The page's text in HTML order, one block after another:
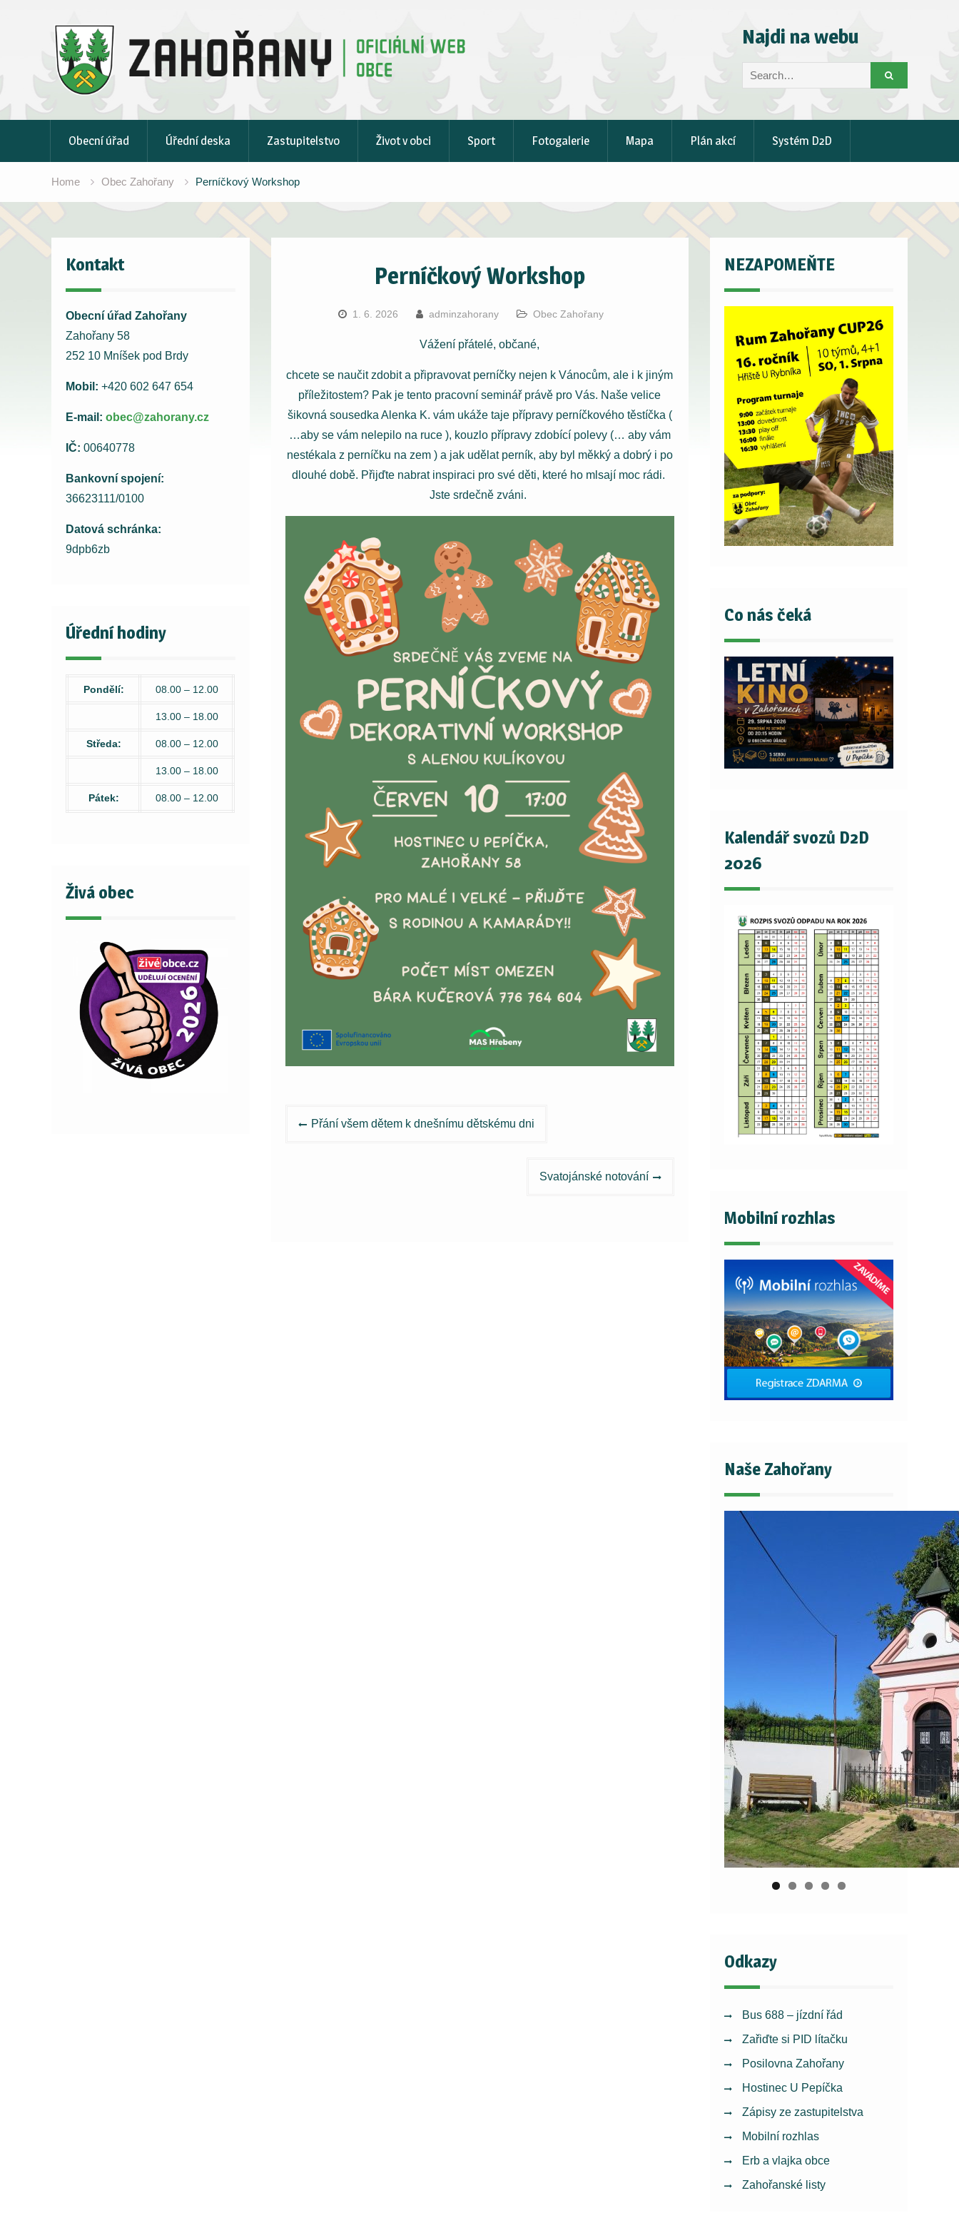
Najdi na webu
Search
for:
Obecní úřad Úřední deska Zastupitelstvo Život v obci Sport Fotogalerie Mapa Plán akcí Systém D2D
Home Obec Zahořany Perníčkový Workshop
Perníčkový Workshop
1. 6. 2026 adminzahorany Obec Zahořany
Vážení přátelé, občané,
chcete se naučit zdobit a připravovat perníčky nejen k Vánocům, ale i k jiným
příležitostem? Pak je tento pracovní seminář právě pro Vás. Naše velice
šikovná sousedka Alenka K. vám ukáže taje přípravy perníčkového těstíčka (
…aby se vám nelepilo na ruce ), kouzlo přípravy zdobící polevy (… aby vám
nestékala z perníčku na zem ) a jak udělat perník, aby byl měkký a dobrý i po
dlouhé době. Přijďte nabrat inspiraci pro své děti, které ho mlsají moc rádi.
Jste srdečně zváni.
Navigace
Přání všem dětem k dnešnímu dětskému dni
Svatojánské notování
NEZAPOMEŇTE
Co nás čeká
Kalendář svozů D2D
2026
Mobilní rozhlas
Naše Zahořany
Odkazy
Bus 688 – jízdní řád
Zařiďte si PID lítačku
Posilovna Zahořany
Hostinec U Pepíčka
Zápisy ze zastupitelstva
Mobilní rozhlas
Erb a vlajka obce
Zahořanské listy
Kontakt
Obecní úřad Zahořany
Zahořany 58
252 10 Mníšek pod Brdy
Mobil: +420 602 647 654
E-mail: obec@zahorany.cz
IČ: 00640778
Bankovní spojení:
36623111/0100
Datová schránka:
9dpb6zb
Úřední hodiny
Pondělí: 08.00 – 12.00
13.00 – 18.00
Středa: 08.00 – 12.00
13.00 – 18.00
Pátek: 08.00 – 12.00
Živá obec